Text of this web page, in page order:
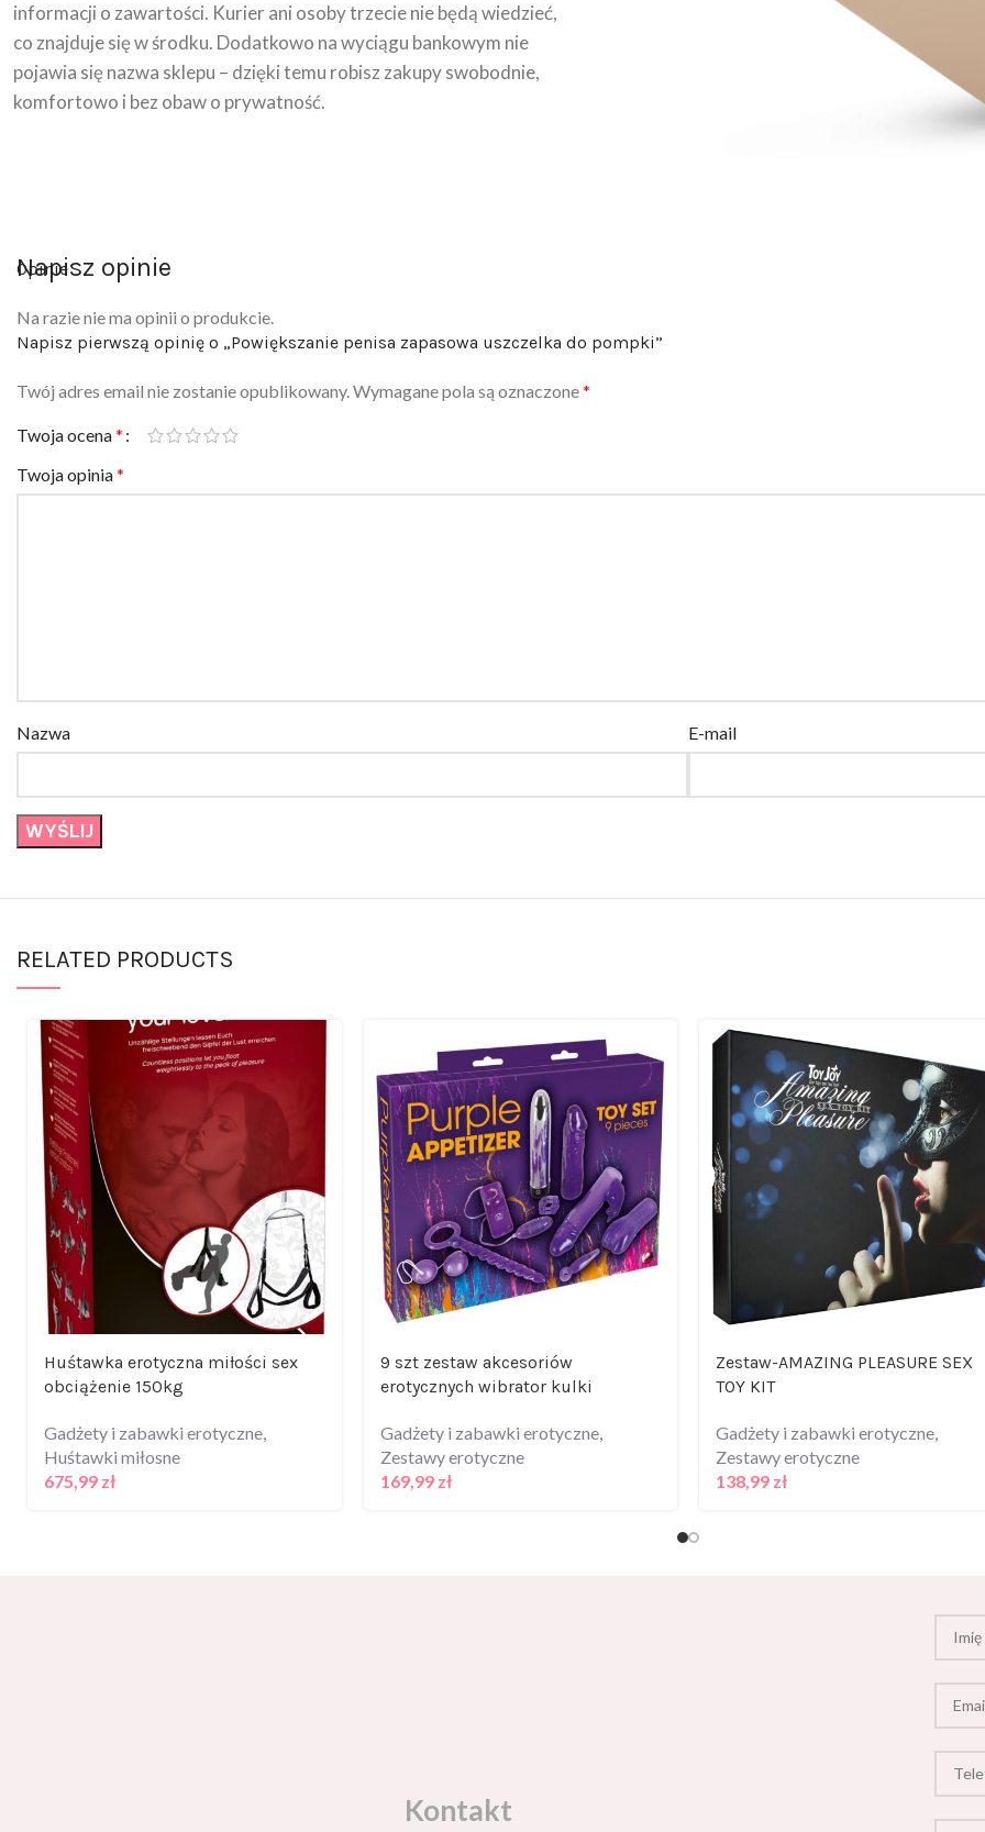
informacji o zawartości. Kurier ani osoby trzecie nie będą wiedzieć,
co znajduje się w środku. Dodatkowo na wyciągu bankowym nie
pojawia się nazwa sklepu – dzięki temu robisz zakupy swobodnie,
komfortowo i bez obaw o prywatność.
Napisz opinie
Opinie
Na razie nie ma opinii o produkcie.
Napisz pierwszą opinię o „Powiększanie penisa zapasowa uszczelka do pompki”
Twój adres email nie zostanie opublikowany.Wymagane pola są oznaczone*
Twoja ocena*
Twoja opinia*
Nazwa E-mail
RELATED PRODUCTS
Huśtawka erotyczna miłości sex
obciążenie 150kg
Gadżety i zabawki erotyczne
Huśtawki miłosne
675,99 zł
9 szt zestaw akcesoriów
erotycznych wibrator kulki
Gadżety i zabawki erotyczne,
Zestawy erotyczne
169,99 zł
Zestaw-AMAZING PLEASURE SEX
TOY KIT
Gadżety i zabawki erotyczne
Zestawy erotyczne
138,99 zł
Kontakt